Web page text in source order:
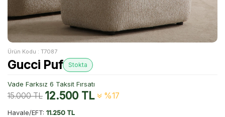
Ürün Kodu : T7087
Gucci Puf Stokta
Vade Farksız 6 Taksit Fırsatı
15.000TL 12.500TL %17
Havale/EFT: 11.250 TL